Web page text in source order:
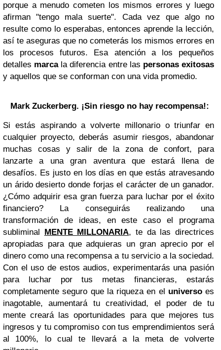
porque a menudo cometen los mismos errores y luego
afirman "tengo mala suerte". Cada vez que algo no
resulte como lo esperabas, entonces aprende la lección,
así te aseguras que no cometerás los mismos errores en
los procesos futuros. Esa atención a los pequeños
detalles marcala diferencia entre las personas exitosas
y aquellos que se conforman con una vida promedio.
Mark Zuckerberg. ¡Sin riesgo no hay recompensa!:
Si estás aspirando a volverte millonario o triunfar en
cualquier proyecto, deberás asumir riesgos, abandonar
muchas cosas y salir de la zona de confort, para
lanzarte a una gran aventura que estará llena de
desafíos. Es justo en los días en que estás atravesando
un árido desierto donde forjas el carácter de un ganador.
¿Cómo adquirir esa gran fuerza para luchar por el éxito
financiero? La conseguirás realizando una
transformación de ideas, en este caso el programa
subliminal MENTE MILLONARIA, te da las directrices
apropiadas para que adquieras un gran aprecio por el
dinero como una recompensa a tu servicio a la sociedad.
Con el uso de estos audios, experimentarás una pasión
para luchar por tus metas financieras, estarás
completamente seguro que la riqueza en el universoes
inagotable, aumentará tu creatividad, el poder de tu
mente creará las oportunidades para que mejores tus
ingresos y tu compromiso con tus emprendimientos será
al 100%, lo cual te llevará a la meta de volverte